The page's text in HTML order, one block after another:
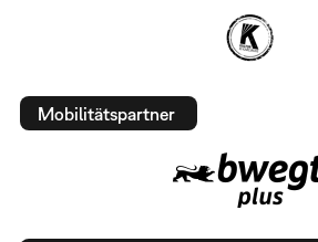
Mobilitätspartner